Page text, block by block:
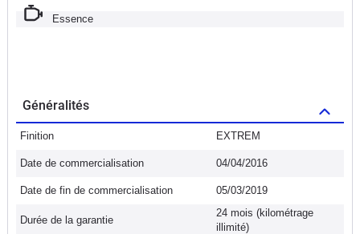
Essence
Généralités
Finition EXTREM
Date de commercialisation 04/04/2016
Date de fin de commercialisation 05/03/2019
Durée de la garantie
24 mois (kilométrage
illimité)